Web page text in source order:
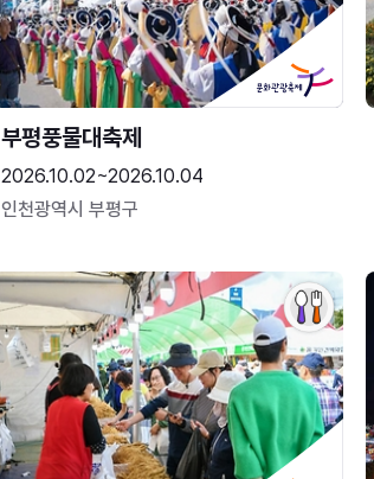
부평풍물대축제
2026.10.02~2026.10.04
인천광역시 부평구